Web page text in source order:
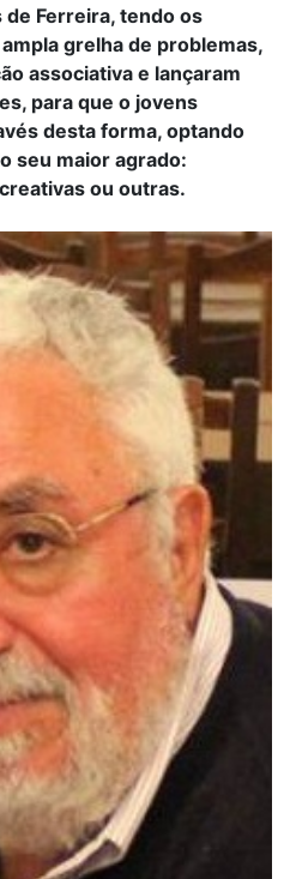
de Ferreira, tendo os
grelha de problemas,
associativa e lançaram
para que o jovens
desta forma, optando
seu maior agrado:
ou outras.